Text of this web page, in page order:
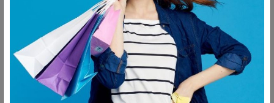
رواد الادوات المنزلية فى مصر
أحصل على الاتجاهات
ش المدينة المنورة -
محور طه حسين, 69 طه
حسين النزهة الجديدة -
القاهرة
الواتس اب
01093777446